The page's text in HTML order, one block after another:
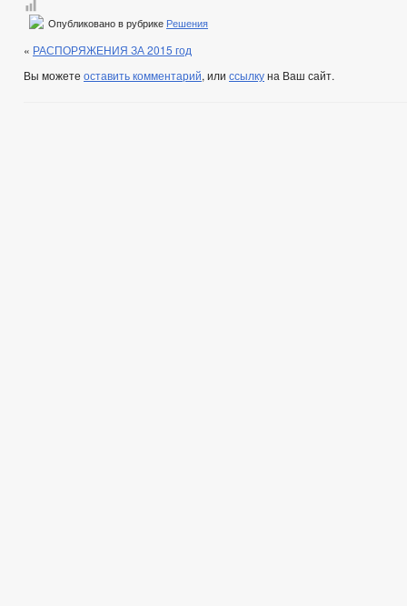
Опубликовано в рубрике Решения
« РАСПОРЯЖЕНИЯ ЗА 2015 год
Вы можете оставить комментарий, или ссылкуна Ваш сайт.